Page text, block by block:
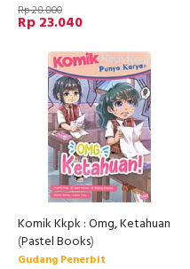
Rp 28.800
Rp 23.040
Komik Kkpk : Omg, Ketahuan
(Pastel Books)
Gudang Penerbit